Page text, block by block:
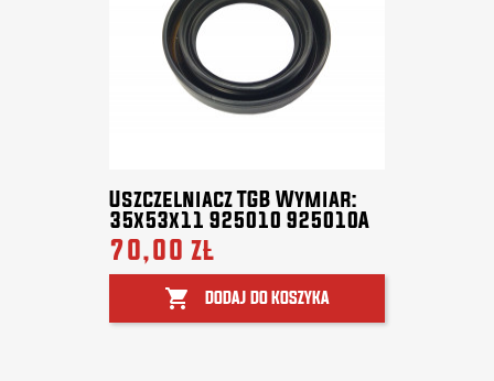
Uszczelniacz TGB Wymiar:
35x53x11 925010 925010A
70,00 zł
 DODAJ DO KOSZYKA